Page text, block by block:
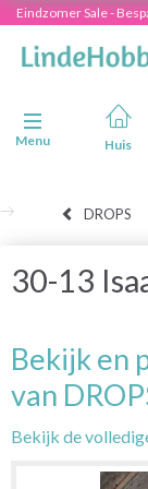
Eindzomer Sale -
Navigatie in-/
Menu
Huis
DROPS
30-13
Bekijk en
van
Bekijk de